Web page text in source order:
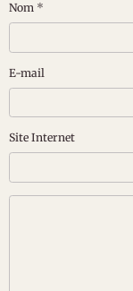
Nom
E-mail
Site Internet